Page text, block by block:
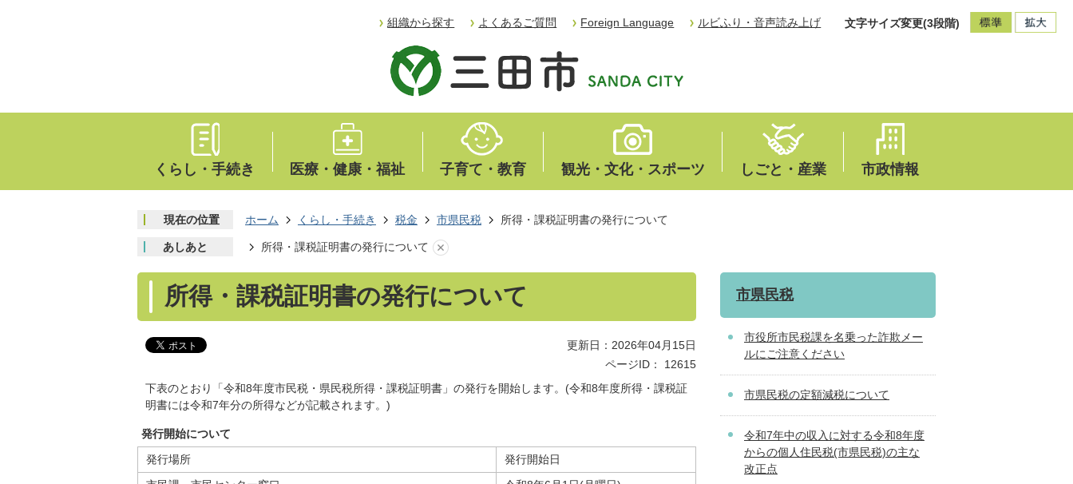
組織から探す よくあるご質問 Foreign Language ルビふり・音声読み上げ 文字サイズ変更(3段階)
くらし・手続き 医療・健康・福祉 子育て・教育 観光・文化・スポーツ しごと・産業 市政情報
現在の位置 ホーム くらし・手続き 税金 市県民税 所得・課税証明書の発行について
あしあと 所得・課税証明書の発行について
所得・課税証明書の発行について
更新日：2026年04月15日
ページID：
12615
下表のとおり「令和8年度市民税・県民税所得・課税証明書」の発行を開始します。(令和8年度所得・課税証
明書には令和7年分の所得などが記載されます。)
発行開始について
発行場所
発行開始日
市県民税
市役所市民税課を名乗った詐欺メー
ルにご注意ください
市県民税の定額減税について
令和7年中の収入に対する令和8年度
からの個人住民税(市県民税)の主な
改正点